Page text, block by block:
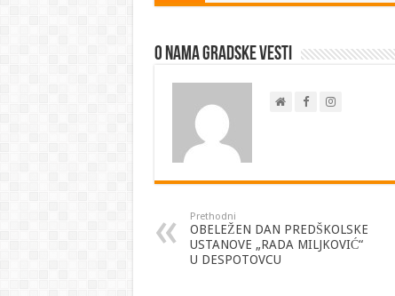
O nama Gradske Vesti
Prethodni
OBELEŽEN DAN PREDŠKOLSKE
USTANOVE „RADA MILJKOVIĆ“
U DESPOTOVCU